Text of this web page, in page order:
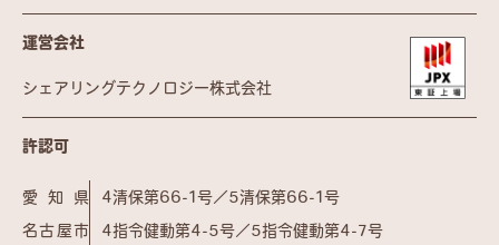
運営会社
シェアリングテクノロジー株式会社
許認可
愛知県 4清保第66-1号／5清保第66-1号
名古屋市 4指令健動第4-5号／5指令健動第4-7号